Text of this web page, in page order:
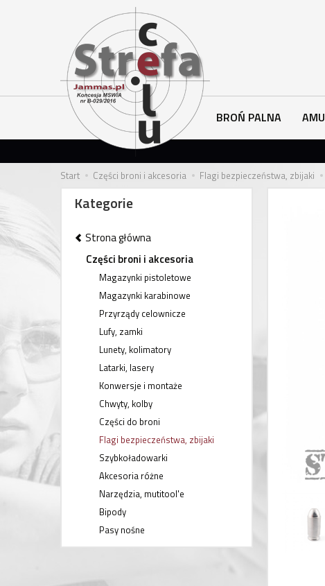
BROŃ PALNA
Start Części broni i akcesoria Flagi bezpieczeństwa, zbijaki
Kategorie
Strona główna
Części broni i akcesoria
Magazynki pistoletowe
Magazynki karabinowe
Przyrządy celownicze
Lufy, zamki
Lunety, kolimatory
Latarki, lasery
Konwersje i montaże
Chwyty, kolby
Części do broni
Flagi bezpieczeństwa, zbijaki
Szybkoładowarki
Akcesoria różne
Narzędzia, mutitool'e
Bipody
Pasy nośne